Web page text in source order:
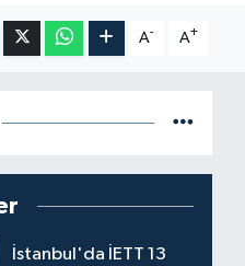
A- A+
İstanbul'da İETT 13